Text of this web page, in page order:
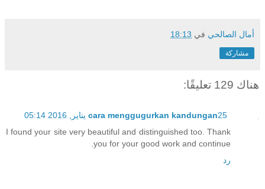
أمال الصالحي في 18:13
مشاركة
هناك 129 تعليقًا:
cara menggugurkan kandungan25 يناير, 2016 05:14
I found your site very beautiful and distinguished too. Thank
you for your good work and continue.
رد